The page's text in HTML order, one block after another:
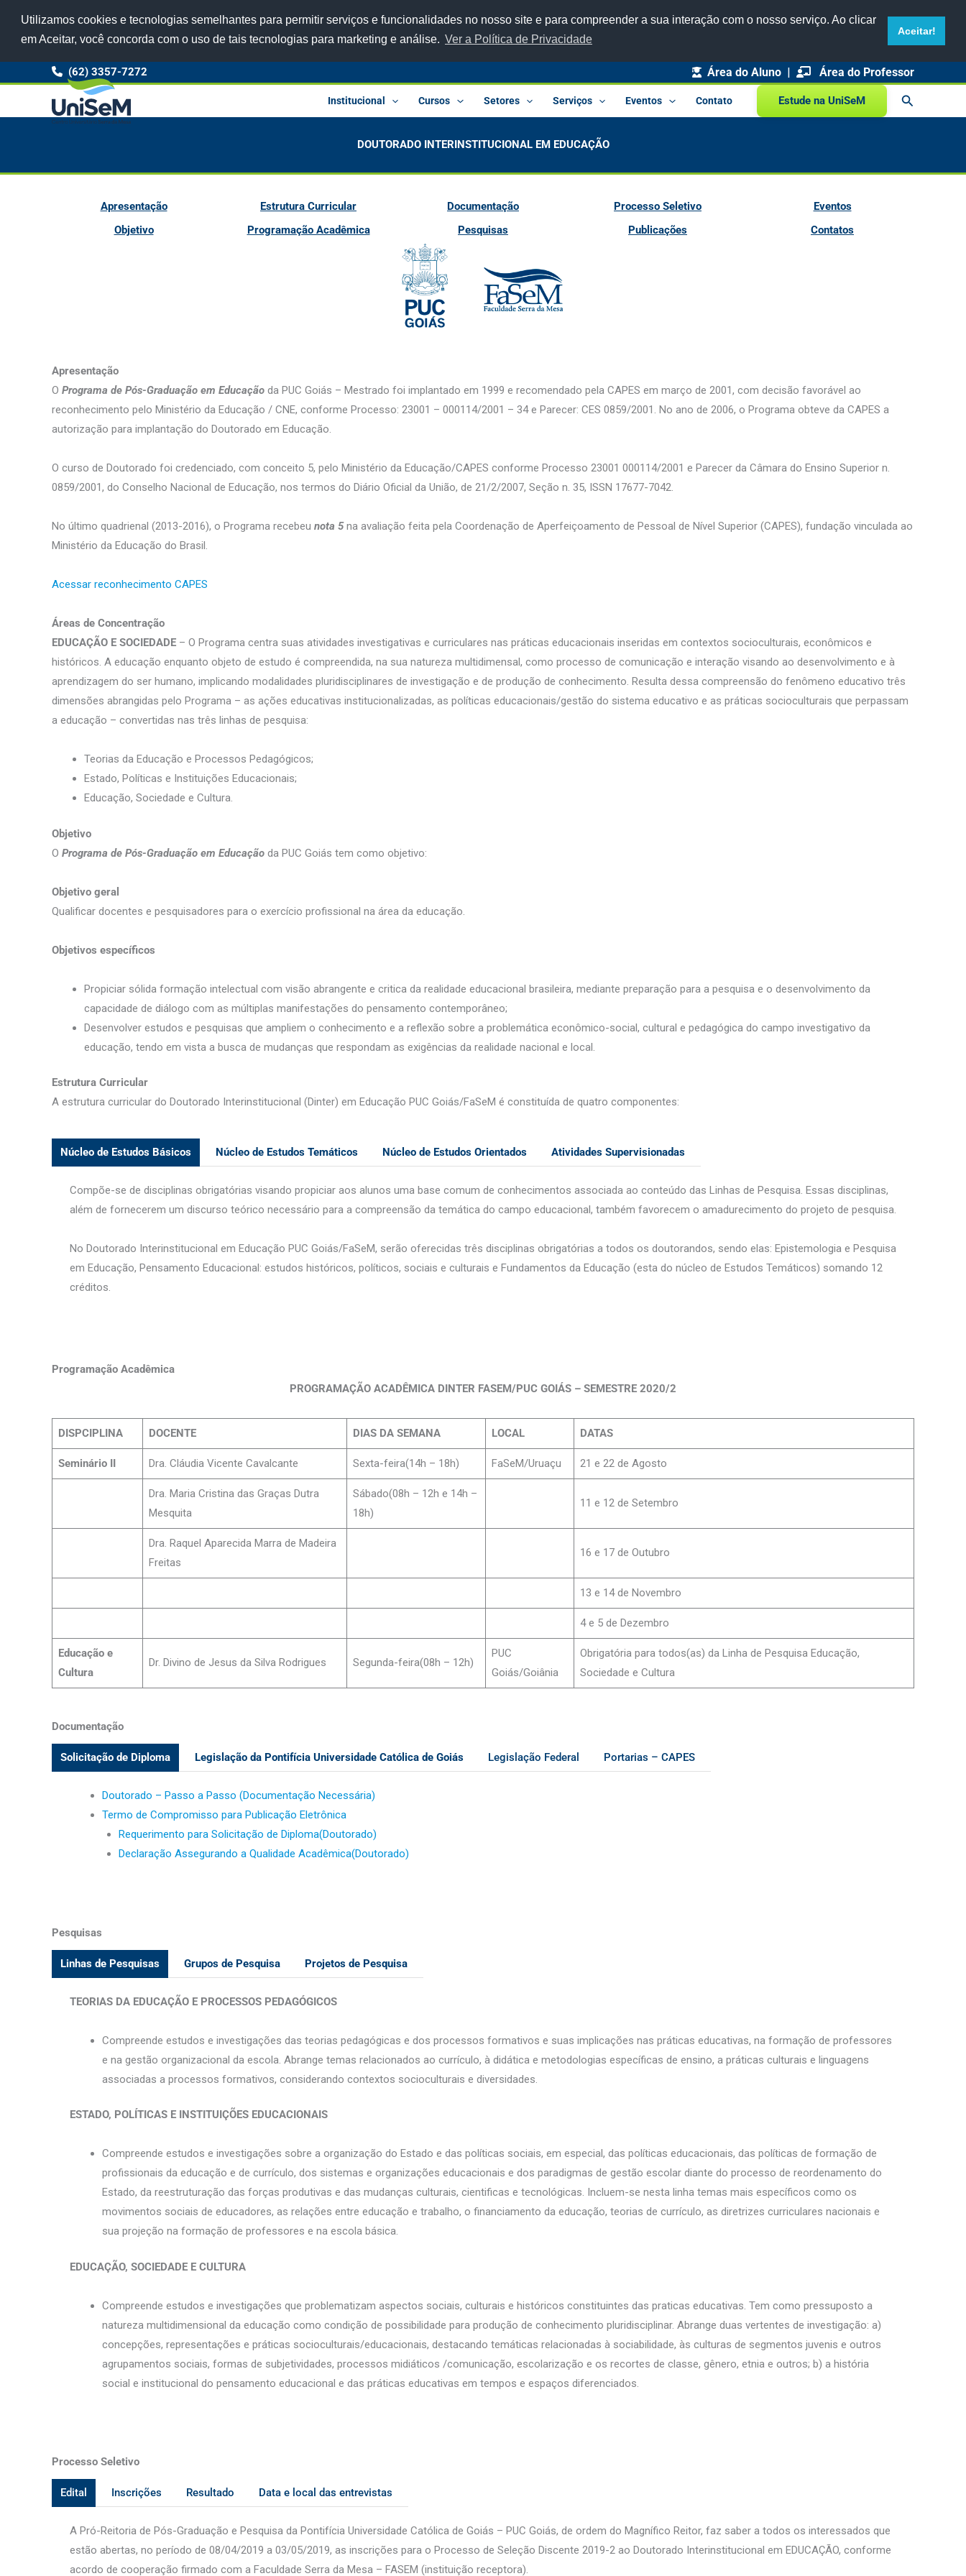
Utilizamos cookies e tecnologias semelhantes para permitir serviços e funcionalidades no nosso site e para compreender a sua interação com o nosso serviço. Ao clicar
em Aceitar, você concorda com o uso de tais tecnologias para marketing e análise. Ver a Política de Privacidade
Aceitar!
(62) 3357-7272 Área do Aluno | Área do Professor
Institucional Cursos Setores Serviços Eventos Contato Estude na UniSeM Pesquisar
DOUTORADO INTERINSTITUCIONAL EM EDUCAÇÃO
Apresentação
Objetivo
Estrutura Curricular
Programação Acadêmica
Documentação
Pesquisas
Processo Seletivo
Publicações
Eventos
Contatos
Apresentação
O Programa de Pós-Graduação em Educação da PUC Goiás – Mestrado foi implantado em 1999 e recomendado pela CAPES em março de 2001, com decisão favorável ao
reconhecimento pelo Ministério da Educação / CNE, conforme Processo: 23001 – 000114/2001 – 34 e Parecer: CES 0859/2001. No ano de 2006, o Programa obteve da CAPES a
autorização para implantação do Doutorado em Educação.
O curso de Doutorado foi credenciado, com conceito 5, pelo Ministério da Educação/CAPES conforme Processo 23001 000114/2001 e Parecer da Câmara do Ensino Superior n.
0859/2001, do Conselho Nacional de Educação, nos termos do Diário Oficial da União, de 21/2/2007, Seção n. 35, ISSN 17677-7042.
No último quadrienal (2013-2016), o Programa recebeu nota 5na avaliação feita pela Coordenação de Aperfeiçoamento de Pessoal de Nível Superior (CAPES), fundação vinculada ao
Ministério da Educação do Brasil.
Acessar reconhecimento CAPES
Áreas de Concentração
EDUCAÇÃO E SOCIEDADE – O Programa centra suas atividades investigativas e curriculares nas práticas educacionais inseridas em contextos socioculturais, econômicos e
históricos. A educação enquanto objeto de estudo é compreendida, na sua natureza multidimensal, como processo de comunicação e interação visando ao desenvolvimento e à
aprendizagem do ser humano, implicando modalidades pluridisciplinares de investigação e de produção de conhecimento. Resulta dessa compreensão do fenômeno educativo três
dimensões abrangidas pelo Programa – as ações educativas institucionalizadas, as políticas educacionais/gestão do sistema educativo e as práticas socioculturais que perpassam
a educação – convertidas nas três linhas de pesquisa:
Teorias da Educação e Processos Pedagógicos;
Estado, Políticas e Instituições Educacionais;
Educação, Sociedade e Cultura.
Objetivo
O Programa de Pós-Graduação em Educação da PUC Goiás tem como objetivo:
Objetivo geral
Qualificar docentes e pesquisadores para o exercício profissional na área da educação.
Objetivos específicos
Propiciar sólida formação intelectual com visão abrangente e critica da realidade educacional brasileira, mediante preparação para a pesquisa e o desenvolvimento da
capacidade de diálogo com as múltiplas manifestações do pensamento contemporâneo;
Desenvolver estudos e pesquisas que ampliem o conhecimento e a reflexão sobre a problemática econômico-social, cultural e pedagógica do campo investigativo da
educação, tendo em vista a busca de mudanças que respondam as exigências da realidade nacional e local.
Estrutura Curricular
A estrutura curricular do Doutorado Interinstitucional (Dinter) em Educação PUC Goiás/FaSeM é constituída de quatro componentes:
Núcleo de Estudos Básicos Núcleo de Estudos Temáticos Núcleo de Estudos Orientados Atividades Supervisionadas
Compõe-se de disciplinas obrigatórias visando propiciar aos alunos uma base comum de conhecimentos associada ao conteúdo das Linhas de Pesquisa. Essas disciplinas,
além de fornecerem um discurso teórico necessário para a compreensão da temática do campo educacional, também favorecem o amadurecimento do projeto de pesquisa.
No Doutorado Interinstitucional em Educação PUC Goiás/FaSeM, serão oferecidas três disciplinas obrigatórias a todos os doutorandos, sendo elas: Epistemologia e Pesquisa
em Educação, Pensamento Educacional: estudos históricos, políticos, sociais e culturais e Fundamentos da Educação (esta do núcleo de Estudos Temáticos) somando 12
créditos.
Programação Acadêmica
PROGRAMAÇÃO ACADÊMICA DINTER FASEM/PUC GOIÁS – SEMESTRE 2020/2
DISPCIPLINA DOCENTE DIAS DA SEMANA LOCAL DATAS
Seminário II Dra. Cláudia Vicente Cavalcante Sexta-feira(14h – 18h) FaSeM/Uruaçu 21 e 22 de Agosto
Dra. Maria Cristina das Graças Dutra
Mesquita
Sábado(08h – 12h e 14h –
18h)
11 e 12 de Setembro
Dra. Raquel Aparecida Marra de Madeira
Freitas
16 e 17 de Outubro
13 e 14 de Novembro
4 e 5 de Dezembro
Educação e
Cultura
Dr. Divino de Jesus da Silva Rodrigues Segunda-feira(08h – 12h)
PUC
Goiás/Goiânia
Obrigatória para todos(as) da Linha de Pesquisa Educação,
Sociedade e Cultura
Documentação
Solicitação de Diploma Legislação da Pontifícia Universidade Católica de Goiás Legislação Federal Portarias – CAPES
Doutorado – Passo a Passo (Documentação Necessária)
Termo de Compromisso para Publicação Eletrônica
Requerimento para Solicitação de Diploma(Doutorado)
Declaração Assegurando a Qualidade Acadêmica(Doutorado)
Pesquisas
Linhas de Pesquisas Grupos de Pesquisa Projetos de Pesquisa
TEORIAS DA EDUCAÇÃO E PROCESSOS PEDAGÓGICOS
Compreende estudos e investigações das teorias pedagógicas e dos processos formativos e suas implicações nas práticas educativas, na formação de professores
e na gestão organizacional da escola. Abrange temas relacionados ao currículo, à didática e metodologias específicas de ensino, a práticas culturais e linguagens
associadas a processos formativos, considerando contextos socioculturais e diversidades.
ESTADO, POLÍTICAS E INSTITUIÇÕES EDUCACIONAIS
Compreende estudos e investigações sobre a organização do Estado e das políticas sociais, em especial, das políticas educacionais, das políticas de formação de
profissionais da educação e de currículo, dos sistemas e organizações educacionais e dos paradigmas de gestão escolar diante do processo de reordenamento do
Estado, da reestruturação das forças produtivas e das mudanças culturais, cientificas e tecnológicas. Incluem-se nesta linha temas mais específicos como os
movimentos sociais de educadores, as relações entre educação e trabalho, o financiamento da educação, teorias de currículo, as diretrizes curriculares nacionais e
sua projeção na formação de professores e na escola básica.
EDUCAÇÃO, SOCIEDADE E CULTURA
Compreende estudos e investigações que problematizam aspectos sociais, culturais e históricos constituintes das praticas educativas. Tem como pressuposto a
natureza multidimensional da educação como condição de possibilidade para produção de conhecimento pluridisciplinar. Abrange duas vertentes de investigação: a)
concepções, representações e práticas socioculturais/educacionais, destacando temáticas relacionadas à sociabilidade, às culturas de segmentos juvenis e outros
agrupamentos sociais, formas de subjetividades, processos midiáticos /comunicação, escolarização e os recortes de classe, gênero, etnia e outros; b) a história
social e institucional do pensamento educacional e das práticas educativas em tempos e espaços diferenciados.
Processo Seletivo
Edital Inscrições Resultado Data e local das entrevistas
A Pró-Reitoria de Pós-Graduação e Pesquisa da Pontifícia Universidade Católica de Goiás – PUC Goiás, de ordem do Magnífico Reitor, faz saber a todos os interessados que
estão abertas, no período de 08/04/2019 a 03/05/2019, as inscrições para o Processo de Seleção Discente 2019-2 ao Doutorado Interinstitucional em EDUCAÇÃO, conforme
acordo de cooperação firmado com a Faculdade Serra da Mesa – FASEM (instituição receptora).